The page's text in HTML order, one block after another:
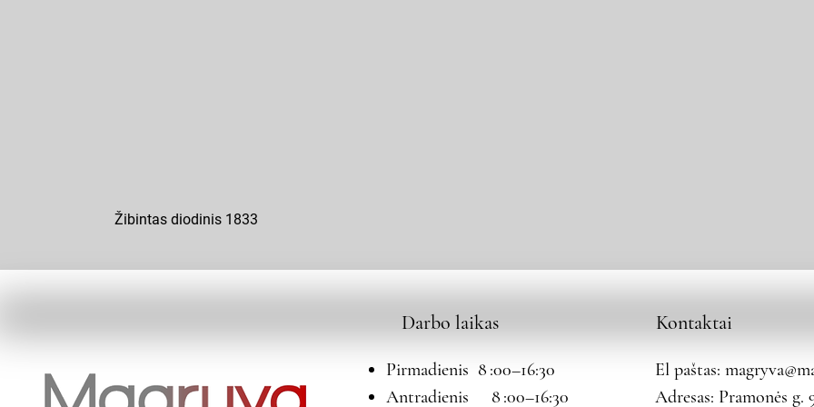
Žibintas diodinis 1833
Darbo laikas
Pirmadienis 8 :00–16:30
Antradienis 8 :00–16:30
Kontaktai
El paštas:
Adresas: Pramonės g.